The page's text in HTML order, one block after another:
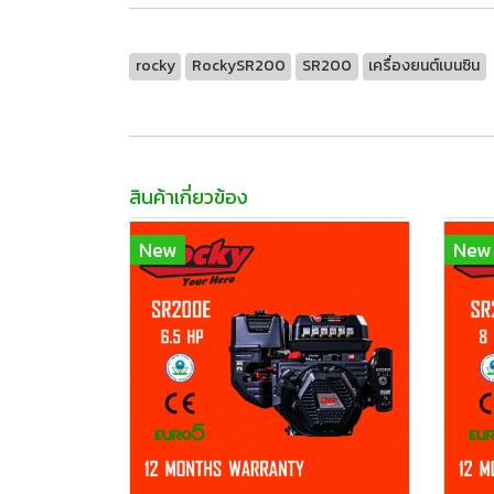
rocky RockySR200 SR200 เครื่องยนต์เบนซิน
สินค้าเกี่ยวข้อง
New
New